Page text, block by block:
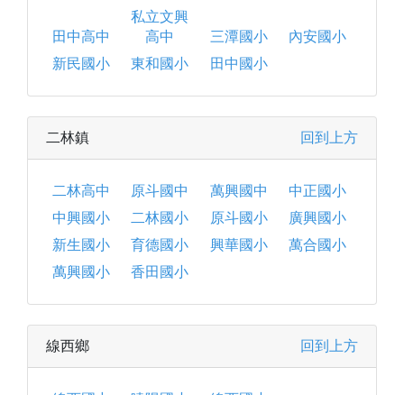
田中高中
私立文興
高中
三潭國小
內安國小
新民國小
東和國小 田中國小
回到上方
二林鎮
二林高中 原斗國中 萬興國中
中正國小
中興國小
二林國小 原斗國小
廣興國小
新生國小
育德國小 興華國小
萬合國小
萬興國小
香田國小
回到上方
線西鄉